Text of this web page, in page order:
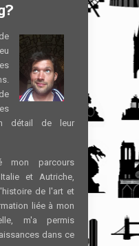
détail de leur
mon parcours
et Autriche,
de l'art et
liée à mon
m'a permis
dans ce